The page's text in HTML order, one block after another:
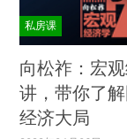
私房课
向松祚：宏
讲，带你了
经济大局